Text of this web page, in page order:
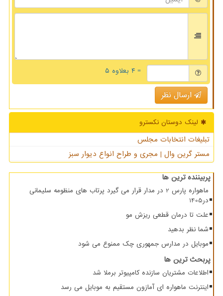
= ۴ بعلاوه ۵
ارسال نظر
لینک دوستان نكسترو
تبلیغات انتخابات مجلس
مستر گرین وال | مجری و طراح انواع دیوار سبز
پربیننده ترین ها
ماهواره پارس 2 در مدار قرار می گیرد پرتاب های منظومه سلیمانی
در1405
علت تا درمان قطعی ریزش مو
شما نظر بدهید
موبایل در مدارس جمهوری چک ممنوع می شود
پربحث ترین ها
اطلاعات مشتریان سازنده کامپیوتر برملا شد
اینترنت ماهواره ای آمازون مستقیم به موبایل می رسد